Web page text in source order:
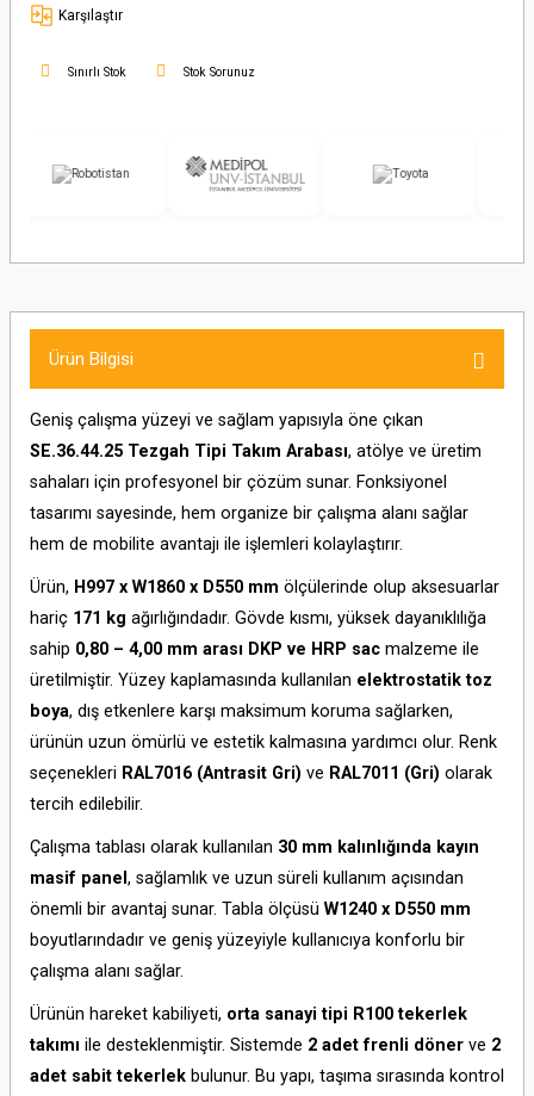
Karşılaştır
Sınırlı Stok Stok Sorunuz
Ürün Bilgisi
Geniş çalışma yüzeyi ve sağlam yapısıyla öne çıkan
SE.36.44.25 Tezgah Tipi Takım Arabası, atölye ve üretim
sahaları için profesyonel bir çözüm sunar. Fonksiyonel
tasarımı sayesinde, hem organize bir çalışma alanı sağlar
hem de mobilite avantajı ile işlemleri kolaylaştırır.
Ürün, H997 x W1860 x D550 mm ölçülerinde olup aksesuarlar
hariç 171 kg ağırlığındadır. Gövde kısmı, yüksek dayanıklılığa
sahip 0,80 – 4,00 mm arası DKP ve HRP sac malzeme ile
üretilmiştir. Yüzey kaplamasında kullanılan elektrostatik toz
boya, dış etkenlere karşı maksimum koruma sağlarken,
ürünün uzun ömürlü ve estetik kalmasına yardımcı olur. Renk
seçenekleri RAL7016 (Antrasit Gri) ve RAL7011 (Gri) olarak
tercih edilebilir.
Çalışma tablası olarak kullanılan 30 mm kalınlığında kayın
masif panel , sağlamlık ve uzun süreli kullanım açısından
önemli bir avantaj sunar. Tabla ölçüsü W1240 x D550 mm
boyutlarındadır ve geniş yüzeyiyle kullanıcıya konforlu bir
çalışma alanı sağlar.
Ürünün hareket kabiliyeti, orta sanayi tipi R100 tekerlek
takımı ile desteklenmiştir. Sistemde 2 adet frenli döner ve 2
adet sabit tekerlek bulunur. Bu yapı, taşıma sırasında kontrol